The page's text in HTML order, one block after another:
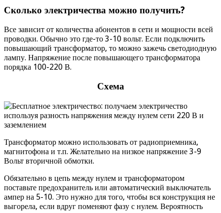
Сколько электричества можно получить?
Все зависит от количества абонентов в сети и мощности всей
проводки. Обычно это где-то 3-10 вольт. Если подключить
повышающий трансформатор, то можно зажечь светодиодную
лампу. Напряжение после повышающего трансформатора
порядка 100-220 В.
Схема
Трансформатор можно использовать от радиоприемника,
магнитофона и т.п. Желательно на низкое напряжение 3-9
Вольт вторичной обмотки.
Обязательно в цепь между нулем и трансформатором
поставьте предохранитель или автоматический выключатель
ампер на 5-10. Это нужно для того, чтобы вся конструкция не
выгорела, если вдруг поменяют фазу с нулем. Вероятность